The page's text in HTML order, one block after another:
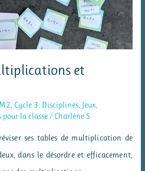
et
Cycle 3 Disciplines Jeux
pour la classe / Charlène S
ses tables de multiplication de
dans le désordre et efficacement,